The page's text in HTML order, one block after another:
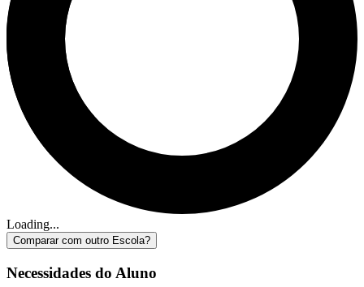
Loading...
Comparar com outro Escola?
Necessidades do Aluno